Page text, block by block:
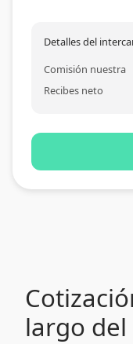
Detalles del
Comisión nuestra
Recibes neto
largo